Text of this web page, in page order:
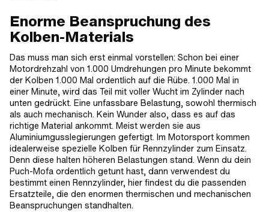
Enorme Beanspruchung des
Kolben-Materials
Das muss man sich erst einmal vorstellen: Schon bei einer
Motordrehzahl von 1.000 Umdrehungen pro Minute bekommt
der Kolben 1.000 Mal ordentlich auf die Rübe. 1.000 Mal in
einer Minute, wird das Teil mit voller Wucht im Zylinder nach
unten gedrückt. Eine unfassbare Belastung, sowohl thermisch
als auch mechanisch. Kein Wunder also, dass es auf das
richtige Material ankommt. Meist werden sie aus
Aluminiumgusslegierungen gefertigt. Im Motorsport kommen
idealerweise spezielle Kolben für Rennzylinder zum Einsatz.
Denn diese halten höheren Belastungen stand. Wenn du dein
Puch-Mofa ordentlich getunt hast, dann verwendest du
bestimmt einen Rennzylinder, hier findest du die passenden
Ersatzteile, die den enormen thermischen und mechanischen
Beanspruchungen standhalten.